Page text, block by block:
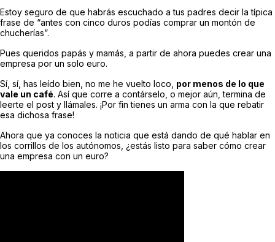
Estoy seguro de que habrás escuchado a tus padres decir la típica
frase de “antes con cinco duros podías comprar un montón de
chucherías”.
Pues queridos papás y mamás, a partir de ahora puedes crear una
empresa por un solo euro.
Sí, sí, has leído bien, no me he vuelto loco, por menos de lo que
vale un café. Así que corre a contárselo, o mejor aún, termina de
leerte el post y llámales. ¡Por fin tienes un arma con la que rebatir
esa dichosa frase!
Ahora que ya conoces la noticia que está dando de qué hablar en
los corrillos de los autónomos, ¿estás listo para saber cómo crear
una empresa con un euro?